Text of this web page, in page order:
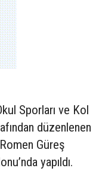
Sporları ve Kol
düzenlenen
Güreş
yapıldı.